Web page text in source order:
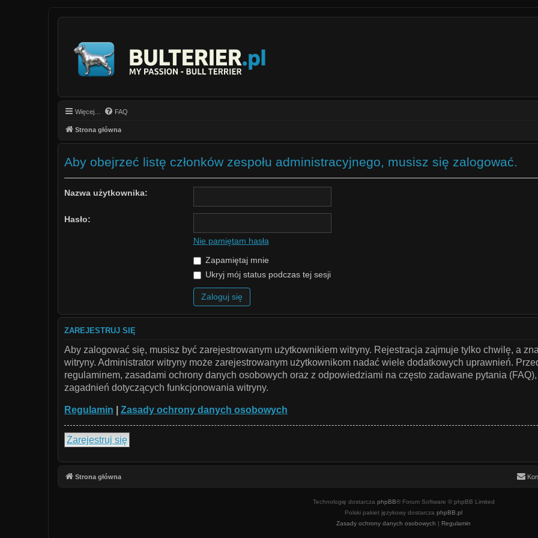
Więcej… FAQ
Strona główna
Aby obejrzeć listę członków zespołu administracyjnego, musisz się zalogować.
Nazwa użytkownika:
Hasło:
Nie pamiętam hasła
Zapamiętaj mnie
Ukryj mój status podczas tej sesji
ZAREJESTRUJ SIĘ
Aby zalogować się, musisz być zarejestrowanym użytkownikiem witryny. Rejestracja zajmuje tylko chwilę, a
witryny. Administrator witryny może zarejestrowanym użytkownikom nadać wiele dodatkowych uprawnień.
regulaminem, zasadami ochrony danych osobowych oraz z odpowiedziami na często zadawane pytania
zagadnień dotyczących funkcjonowania witryny.
Regulamin Zasady ochrony danych osobowych
Zarejestruj się
Strona główna
Technologię dostarcza phpBB® Forum Software © phpBB Limited
Polski pakiet językowy dostarcza phpBB.pl
Zasady ochrony danych osobowych | Regulamin